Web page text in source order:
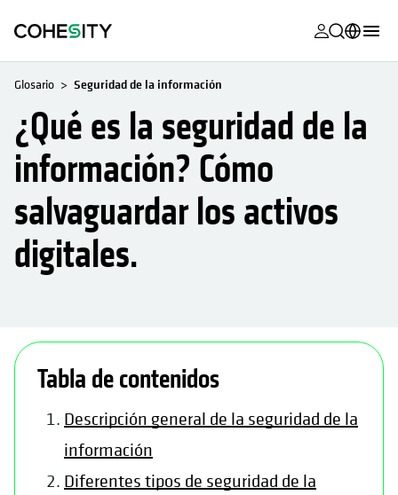
se abre en
Helios
se abre en
Alta
se abre en
se abre en
se abre en
se abre en
se abre en
se abre en
English (U.S.)
Français (France)
日本語 (Japan)
Glosario Seguridad de la información
¿Qué es la seguridad de la
información? Cómo
salvaguardar los activos
digitales.
Tabla de contenidos
Descripción general de la seguridad de la
información
Diferentes tipos de seguridad de la
se abre en una pestaña nueva